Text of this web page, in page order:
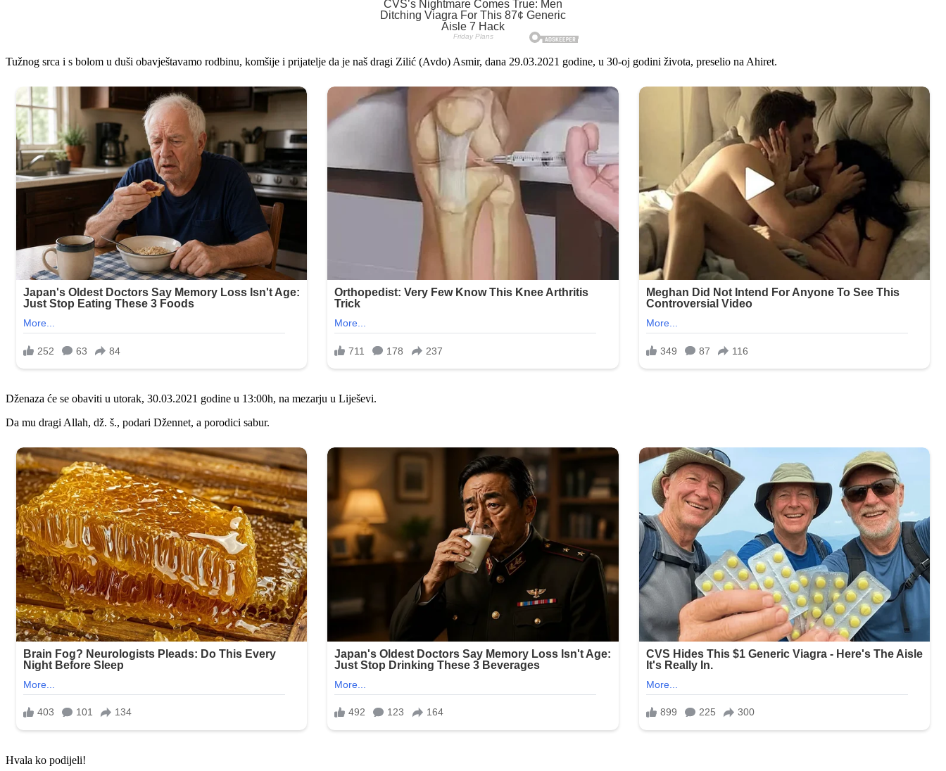
Tužnog srca i s bolom u duši obavještavamo rodbinu, komšije i prijatelje da je naš dragi Zilić (Avdo) Asmir, dana 29.03.2021 godine, u 30-oj godini života, preselio na Ahiret.
Dženaza će se obaviti u utorak, 30.03.2021 godine u 13:00h, na mezarju u Liješevi.
Da mu dragi Allah, dž. š., podari Džennet, a porodici sabur.
Hvala ko podijeli!